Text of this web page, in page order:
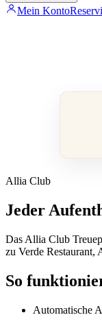
Mein Konto
Allia Club
Jeder
Das Allia Club
zu Verde Restaurant,
So
Automatische